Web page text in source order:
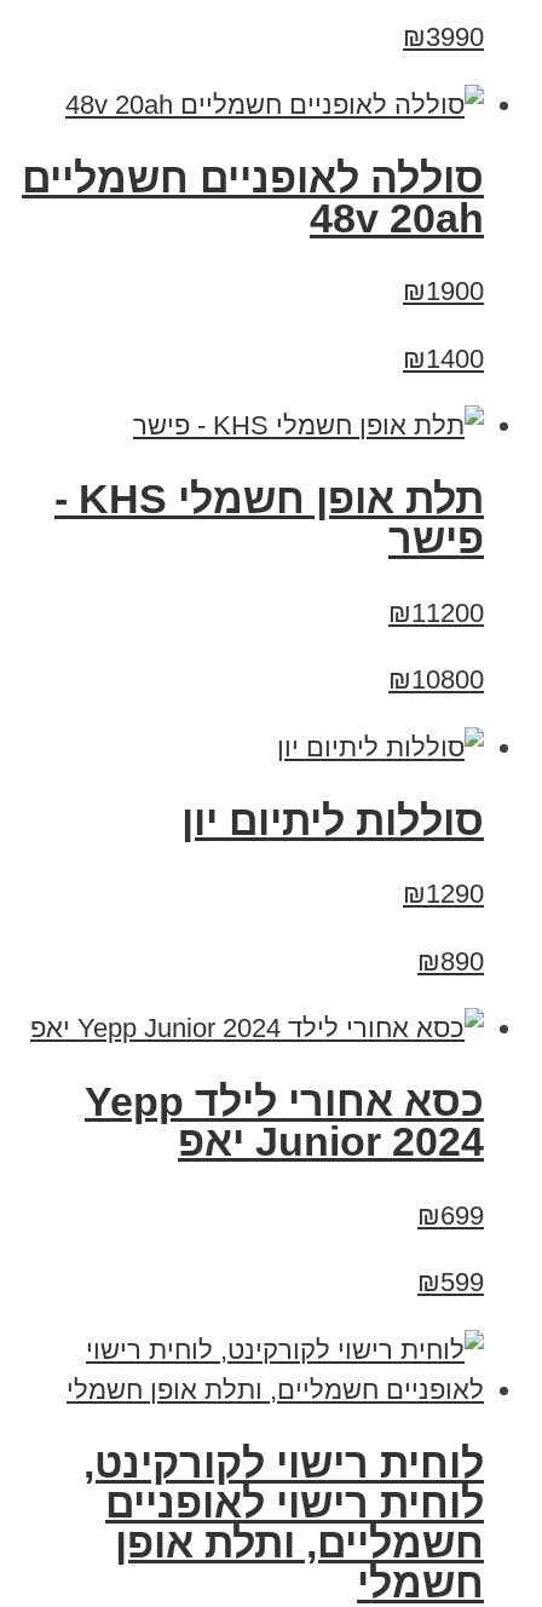
₪3990
סוללה לאופניים חשמליים
48v 20ah
₪1900
₪1400
תלת אופן חשמלי KHS -
פישר
₪11200
₪10800
סוללות ליתיום יון
₪1290
₪890
כסא אחורי לילד Yepp
Junior 2024 יאפ
₪699
₪599
לוחית רישוי לקורקינט,
לוחית רישוי לאופניים
חשמליים, ותלת אופן
חשמלי